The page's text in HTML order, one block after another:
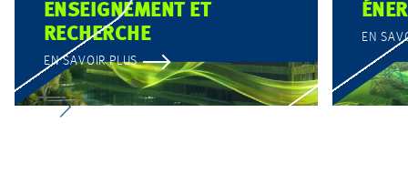
ENSEIGNEMENT ET
RECHERCHE
EN SAVOIR PLUS
EN